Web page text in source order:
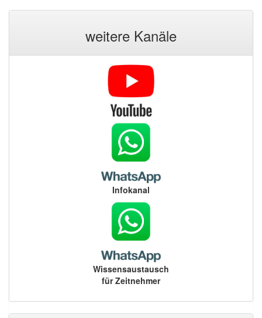
weitere Kanäle
Infokanal
Wissensaustausch
für Zeitnehmer